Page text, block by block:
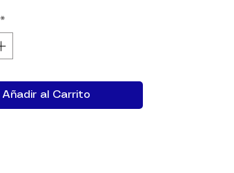
*
Añadir al Carrito